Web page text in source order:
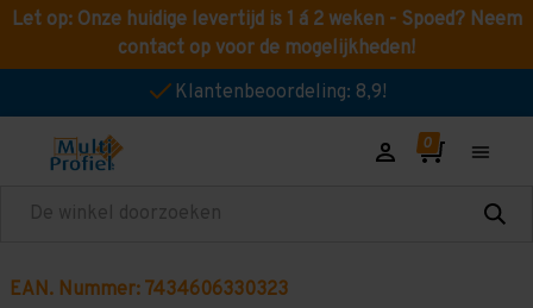
Let op: Onze huidige levertijd is 1 á 2 weken - Spoed? Neem
contact op voor de mogelijkheden!
Klantenbeoordeling: 8,9!
Zoeken
EAN. Nummer: 7434606330323